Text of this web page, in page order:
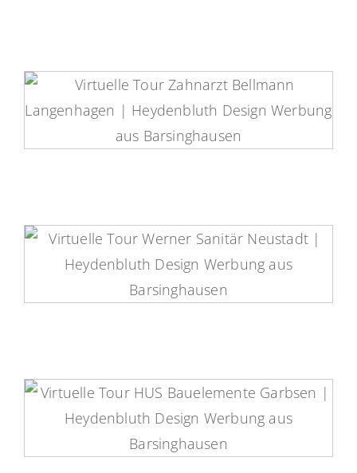
Zahnarzt Bellmann Virtuelle Tour
K. H. Werner Heizungstechnik
Virtuelle Tour
HUS Bauelemente Virtuelle Tour